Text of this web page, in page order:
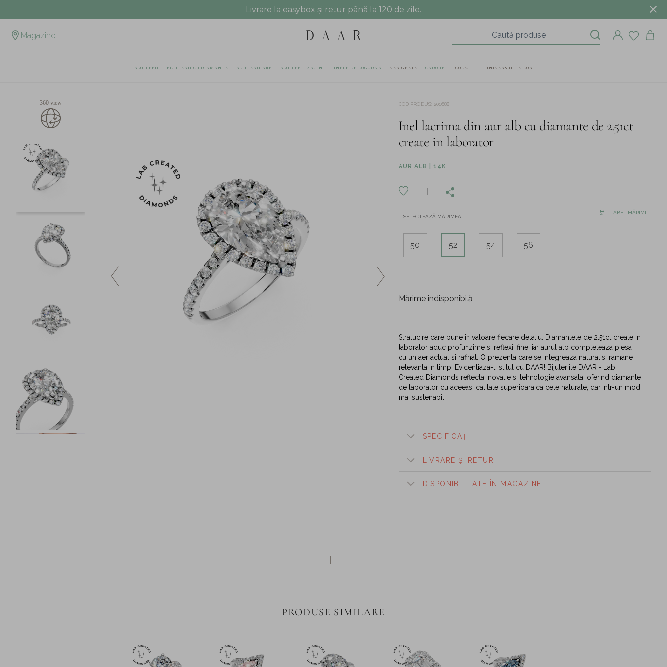
Livrare la easybox și retur până la 120 de zile.
Magazine
BIJUTERII BIJUTERII CU DIAMANTE BIJUTERII AUR BIJUTERII ARGINT INELE DE LOGODNA VERIGHETE CADOURI COLECTII UNIVERSUL TEILOR
360 view COD PRODUS: 201688
Inel lacrima din aur alb cu diamante de 2.51ct
create in laborator
AUR ALB | 14K
SELECTEAZĂ MĂRIMEA
TABEL MĂRIMI
50 52 54 56
Mărime indisponibilă
Stralucire care pune in valoare fiecare detaliu. Diamantele de 2.51ct create in
laborator aduc profunzime si reflexii fine, iar aurul alb completeaza piesa
cu un aer actual si rafinat. O prezenta care se integreaza natural si ramane
relevanta in timp. Evidentiaza-ti stilul cu DAAR! Bijuteriile DAAR - Lab
Created Diamonds reflecta inovatie si tehnologie avansata, oferind diamante
de laborator cu aceeasi calitate superioara ca cele naturale, dar intr-un mod
mai sustenabil.
SPECIFICAȚII
LIVRARE ȘI RETUR
DISPONIBILITATE ÎN MAGAZINE
PRODUSE SIMILARE